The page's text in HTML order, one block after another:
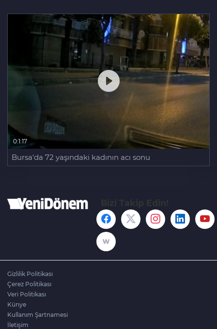
0:1:17
Bursa'da 72 yaşındaki kadının acı sonu
Gizlilik Politikası
Çerez Politikası
Veri Politikası
Künye
Kullanım Şartnamesi
İletişim